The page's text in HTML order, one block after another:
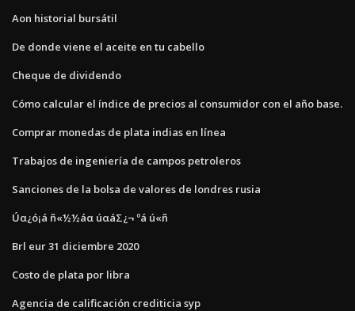
Aon historial bursátil
De donde viene el aceite en tu cabello
Cheque de dividendo
Cómo calcular el índice de precios al consumidor con el año base.
Comprar monedas de plata indias en línea
Trabajos de ingeniería de campos petroleros
Sanciones de la bolsa de valores de londres rusia
Úα¿ó¡á ñ«½½áα úαáΣ¿¬ ºá ú«ñ
Brl eur 31 diciembre 2020
Costo de plata por libra
Agencia de calificación crediticia syp